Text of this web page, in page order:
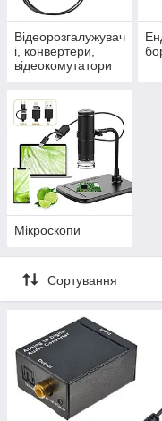
Відеорозгалужувач
і, конвертери,
відеокомутатори
Мікроскопи
Сортування